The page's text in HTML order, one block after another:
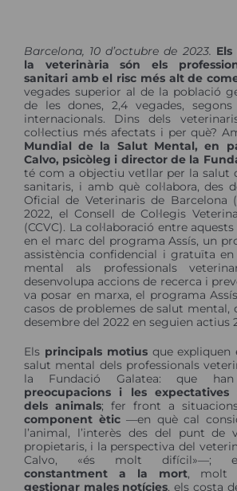
Barcelona, 10 d’octubre de 2023.
la veterinària són els
sanitari amb el risc més alt de
vegades superior al de la població
de les dones, 2,4 vegades,
internacionals. Dins dels
col·lectius més afectats i per què?
Mundial de la Salut Mental, en
Calvo, psicòleg i director de la
té com a objectiu vetllar per la salut
sanitaris, i amb què col·labora, des
Oficial de Veterinaris de Barcelona
2022, el Consell de Col·legis
(CCVC). La col·laboració entre
en el marc del programa Assís, un
assistència confidencial i gratuïta
mental als professionals
desenvolupa accions de recerca i
va posar en marxa, el programa
casos de problemes de salut mental,
desembre del 2022 en seguien actius
Els principals motiusque expliquen
salut mental dels professionals
la Fundació Galatea: que
preocupacions i les expectatives
dels animals; fer front a
component ètic―en què cal
l’animal, l’interès des del punt de
propietaris, i la perspectiva del
Calvo, «és molt difícil»―;
constantment a la mort, molt
gestionar males notícies, els costa